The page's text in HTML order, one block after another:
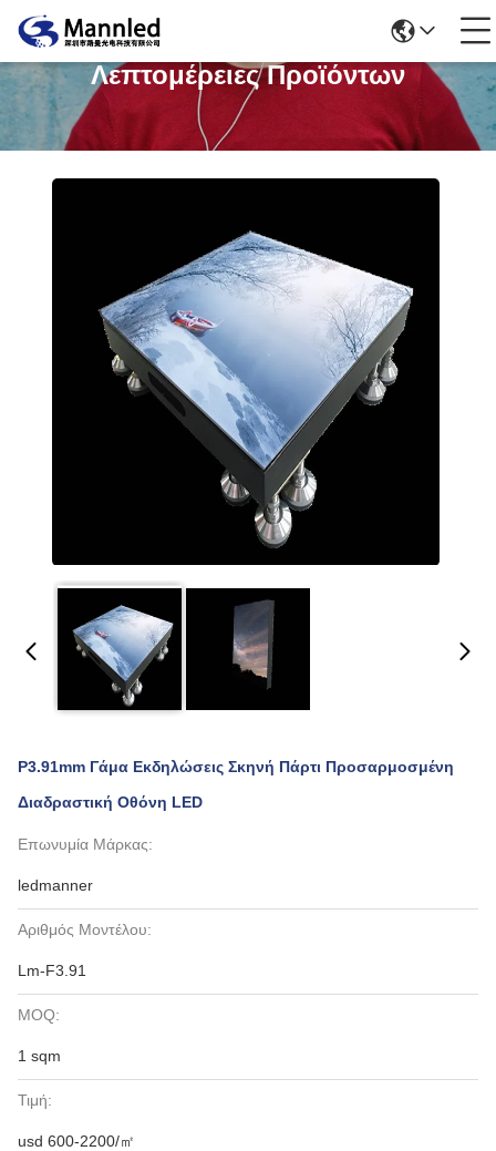
Λεπτομέρειες Προϊόντων
P3.91mm Γάμα Εκδηλώσεις Σκηνή Πάρτι Προσαρμοσμένη
Διαδραστική Οθόνη LED
Επωνυμία Μάρκας:
ledmanner
Αριθμός Μοντέλου:
Lm-F3.91
MOQ:
1 sqm
Τιμή:
usd 600-2200/㎡